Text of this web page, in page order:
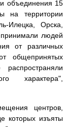
объединения 15
на территории
Илецка, Орска,
принимали людей
от различных
общепринятых
характера",
центров,
которых изъяты